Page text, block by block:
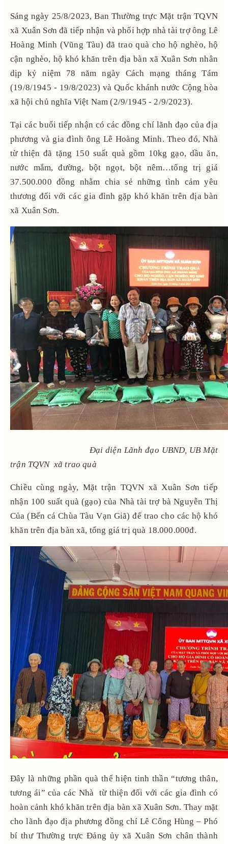
Sáng ngày 25/8/2023, Ban Thường trực Mặt trận TQVN
xã Xuân Sơn đã tiếp nhận và phối hợp nhà tài trợ ông Lê
Hoàng Minh (Vũng Tàu) đã trao quà cho hộ nghèo, hộ
cận nghèo, hộ khó khăn trên địa bàn xã Xuân Sơn nhân
dịp kỷ niệm 78 năm ngày Cách mạng tháng Tám
(19/8/1945 - 19/8/2023) và Quốc khánh nước Cộng hòa
xã hội chủ nghĩa Việt Nam (2/9/1945 - 2/9/2023).
Tại các buổi tiếp nhận có các đồng chí lãnh đạo của địa
phương và gia đình ông Lê Hoàng Minh. Theo đó, Nhà
từ thiện đã tặng 150 suất quà gồm 10kg gạo, dầu ăn,
nước mắm, đường, bột ngọt, bột nêm…tổng trị giá
37.500.000 đồng nhằm chia sẻ những tình cảm yêu
thương đối với các gia đình gặp khó khăn trên địa bàn
xã Xuân Sơn.
Đại diện Lãnh đạo UBND, UB Mặt
trận TQVN xã trao quà
Chiều cùng ngày, Mặt trận TQVN xã Xuân Sơn tiếp
nhận 100 suất quà (gạo) của Nhà tài trợ bà Nguyễn Thị
Của (Bến cá Chùa Tàu Vạn Giã) để trao cho các hộ khó
khăn trên địa bàn xã, tổng giá trị quà 18.000.000đ.
Đây là những phần quà thể hiện tinh thần “tương thân,
tương ái” của các Nhà từ thiện đối với các gia đình có
hoàn cảnh khó khăn trên địa bàn xã Xuân Sơn. Thay mặt
cho lãnh đạo địa phương đồng chí Lê Công Hùng – Phó
bí thư Thường trực Đảng ủy xã Xuân Sơn chân thành